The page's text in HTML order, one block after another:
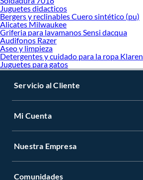
Juguetes didacticos
Bergers y reclinables Cuero sintético (pu)
Alicates Milwaukee
Griferia para lavamanos Sensi dacqua
Audifonos Razer
Aseo y limpieza
Detergentes y cuidado para la ropa Klaren
Juguetes para gatos
Servicio al Cliente
Mi Cuenta
Nuestra Empresa
Comunidades